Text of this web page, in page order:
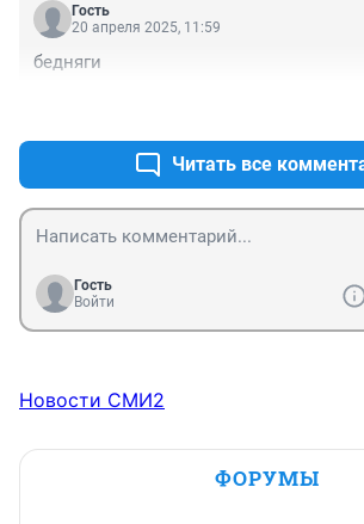
Гость
20 апреля 2025, 11:59
бедняги
Читать все
Гость
Войти
Новости СМИ2
ФОРУМЫ